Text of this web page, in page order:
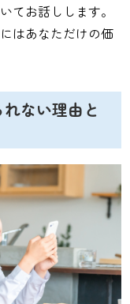
てお話しします。
はあなただけの価
ない理由と